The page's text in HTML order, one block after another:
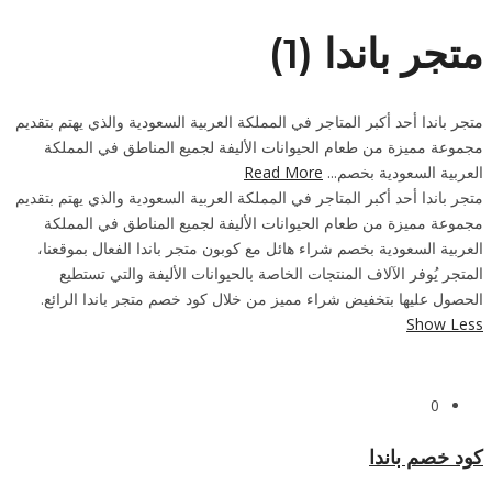
متجر باندا (1)
متجر باندا أحد أكبر المتاجر في المملكة العربية السعودية والذي يهتم بتقديم
مجموعة مميزة من طعام الحيوانات الأليفة لجميع المناطق في المملكة
العربية السعودية بخصم... Read More
متجر باندا أحد أكبر المتاجر في المملكة العربية السعودية والذي يهتم بتقديم
مجموعة مميزة من طعام الحيوانات الأليفة لجميع المناطق في المملكة
العربية السعودية بخصم شراء هائل مع كوبون متجر باندا الفعال بموقعنا،
المتجر يُوفر الآلاف المنتجات الخاصة بالحيوانات الأليفة والتي تستطيع
الحصول عليها بتخفيض شراء مميز من خلال كود خصم متجر باندا الرائع.
Show Less
0
كود خصم باندا